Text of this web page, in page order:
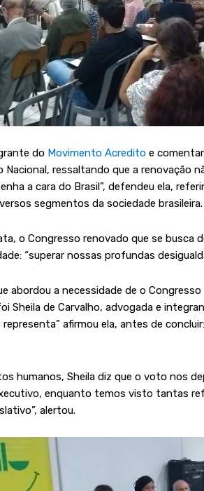
do Movimento Acredito e
Nacional, ressaltando que a renovação
a cara do Brasil”, defendeu ela,
segmentos da sociedade brasileira.
o Congresso renovado que se busca
“superar nossas profundas
abordou a necessidade de o
Sheila de Carvalho, advogada e
afirmou ela, antes de
humanos, Sheila diz que o voto nos
enquanto temos visto tantas
alertou.